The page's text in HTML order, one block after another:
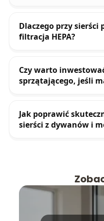
Dlaczego przy sierści
filtracja HEPA?
Czy warto
sprzątającego, jeśli
Jak poprawić
sierści z dywanów i